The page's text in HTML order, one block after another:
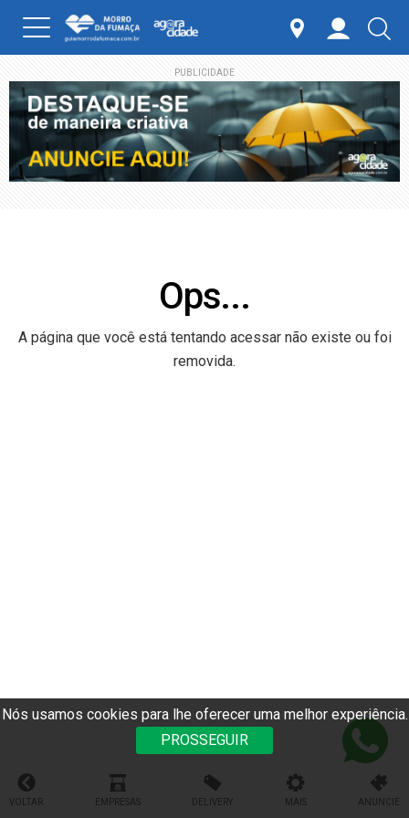
Nós usamos cookies para lhe oferecer uma melhor experiência.
PROSSEGUIR
PUBLICIDADE
Ops...
A página que você está tentando acessar não existe ou foi
removida.
VOLTAR EMPRESAS DELIVERY MAIS ANUNCIE